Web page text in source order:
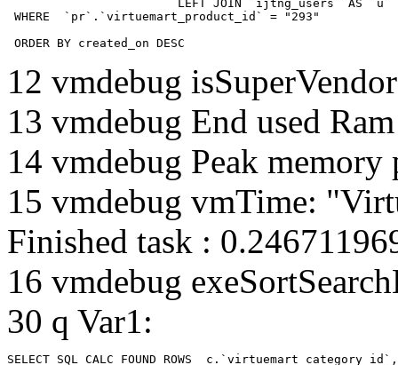
WHERE  `pr`.`virtuemart_product_id` = "293"
ORDER BY created_on DESC
12 vmdebug
13 vmdebug End used
14 vmdebug Peak memory
15 vmdebug vmTime:
Finished task :
16 vmdebug
30 q Var1:
SELECT SQL_CALC_FOUND_ROWS